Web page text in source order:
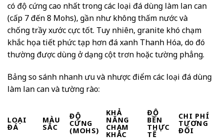
có độ cứng cao nhất trong các loại đá dùng làm lan can
(cấp 7 đến 8 Mohs), gần như không thấm nước và
chống trầy xước cực tốt. Tuy nhiên, granite khó chạm
khắc họa tiết phức tạp hơn đá xanh Thanh Hóa, do đó
thường được dùng ở dạng cột trơn hoặc tường phẳng.
Bảng so sánh nhanh ưu và nhược điểm các loại đá dùng
làm lan can và tường rào:
LOẠI
ĐÁ
MÀU
SẮC
ĐỘ
CỨNG
(MOHS)
KHẢ
NĂNG
CHẠM
KHẮC
ĐỘ
BỀN
THỰC
TẾ
CHI PHÍ
TƯƠNG
ĐỐI